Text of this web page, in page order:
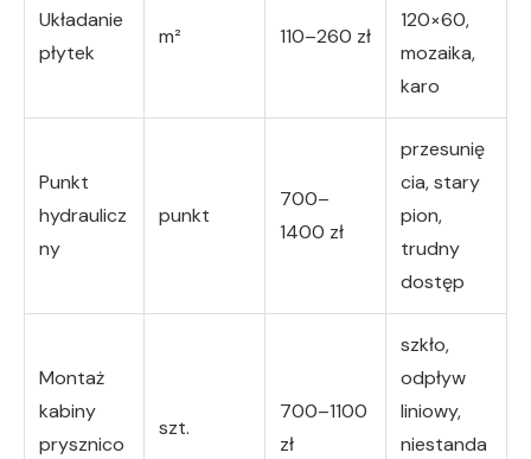
Układanie
płytek
m² 110–260 zł
120×60,
mozaika,
karo
Punkt
hydraulicz
ny
punkt
700–
1400 zł
przesunię
cia, stary
pion,
trudny
dostęp
Montaż
kabiny
prysznico
szt.
700–1100
zł
szkło,
odpływ
liniowy,
niestanda